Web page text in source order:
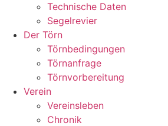
Technische Daten
Segelrevier
Der Törn
Törnbedingungen
Törnanfrage
Törnvorbereitung
Verein
Vereinsleben
Chronik